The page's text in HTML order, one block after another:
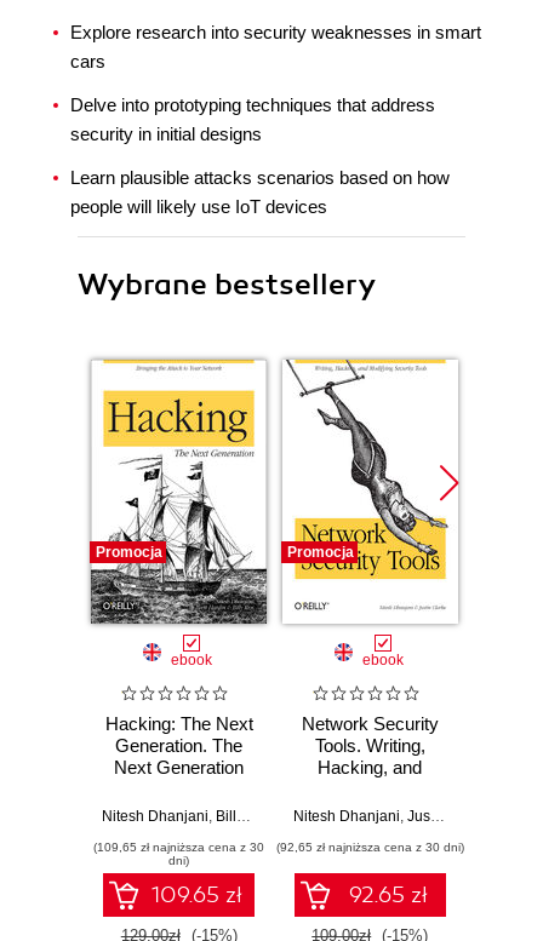
Explore research into security weaknesses in smart
cars
Delve into prototyping techniques that address
security in initial designs
Learn plausible attacks scenarios based on how
people will likely use IoT devices
Wybrane bestsellery
Promocja
ebook
Hacking: The Next
Generation. The
Next Generation
Nitesh Dhanjani, Billy Rios Brett Hardin
(109,65 zł najniższa cena z 30
dni)
109.65 zł
129.00zł (-15%)
Promocja
ebook
Network Security
Tools. Writing,
Hacking, and
Tools
Nitesh Dhanjani, Justin Clarke
(92,65 zł najniższa cena z 30 dni)
92.65 zł
109.00zł (-15%)